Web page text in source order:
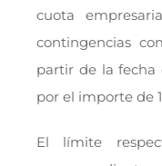
cuota
contingencias
partir de la fecha
por el importe de
El límite